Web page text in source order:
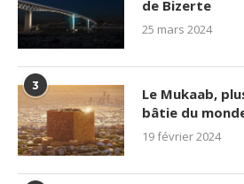
de Bizerte
25 mars 2024
3
Le Mukaab,
bâtie du
19 février 2024